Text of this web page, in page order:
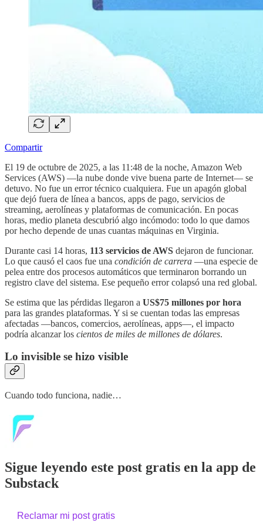
Compartir
El 19 de octubre de 2025, a las 11:48 de la noche, Amazon Web
Services (AWS) —la nube donde vive buena parte de Internet— se
detuvo. No fue un error técnico cualquiera. Fue un apagón global
que dejó fuera de línea a bancos, apps de pago, servicios de
streaming, aerolíneas y plataformas de comunicación. En pocas
horas, medio planeta descubrió algo incómodo: todo lo que damos
por hecho depende de unas cuantas máquinas en Virginia.
Durante casi 14 horas, 113 servicios de AWS dejaron de funcionar.
Lo que causó el caos fue una condición de carrera —una especie de
pelea entre dos procesos automáticos que terminaron borrando un
registro clave del sistema. Ese pequeño error colapsó una red global.
Se estima que las pérdidas llegaron a US$75 millones por hora
para las grandes plataformas. Y si se cuentan todas las empresas
afectadas —bancos, comercios, aerolíneas, apps—, el impacto
podría alcanzar los cientos de miles de millones de dólares.
Lo invisible se hizo visible
Cuando todo funciona, nadie…
Sigue leyendo este post gratis en la app de
Substack
Reclamar mi post gratis